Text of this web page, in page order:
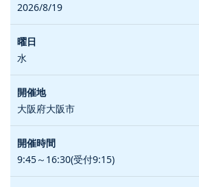
2026/8/19
水
大阪府大阪市
9:45～16:30(受付9:15)